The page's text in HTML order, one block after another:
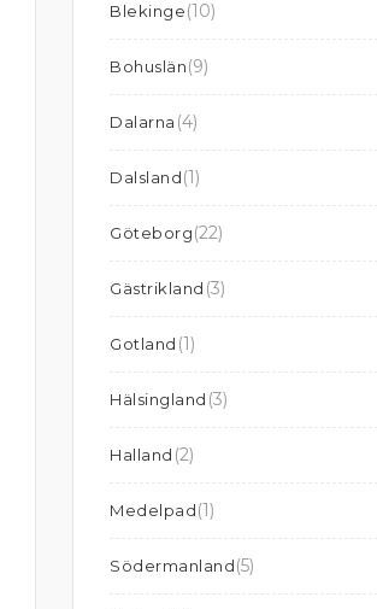
Blekinge(10)
Bohuslän(9)
Dalarna (4)
Dalsland(1)
Göteborg(22)
Gästrikland (3)
Gotland (1)
Hälsingland (3)
Halland (2)
Medelpad(1)
Södermanland(5)